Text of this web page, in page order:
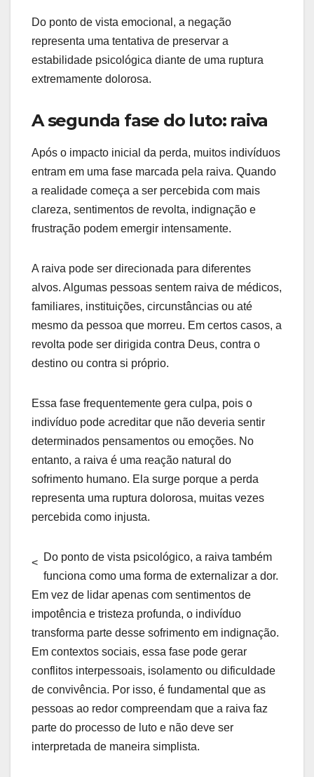
Do ponto de vista emocional, a negação
representa uma tentativa de preservar a
estabilidade psicológica diante de uma ruptura
extremamente dolorosa.
A segunda fase do luto: raiva
Após o impacto inicial da perda, muitos indivíduos
entram em uma fase marcada pela raiva. Quando
a realidade começa a ser percebida com mais
clareza, sentimentos de revolta, indignação e
frustração podem emergir intensamente.
A raiva pode ser direcionada para diferentes
alvos. Algumas pessoas sentem raiva de médicos,
familiares, instituições, circunstâncias ou até
mesmo da pessoa que morreu. Em certos casos, a
revolta pode ser dirigida contra Deus, contra o
destino ou contra si próprio.
Essa fase frequentemente gera culpa, pois o
indivíduo pode acreditar que não deveria sentir
determinados pensamentos ou emoções. No
entanto, a raiva é uma reação natural do
sofrimento humano. Ela surge porque a perda
representa uma ruptura dolorosa, muitas vezes
percebida como injusta.
< Do ponto de vista psicológico, a raiva também
funciona como uma forma de externalizar a dor.
Em vez de lidar apenas com sentimentos de
impotência e tristeza profunda, o indivíduo
transforma parte desse sofrimento em indignação.
Em contextos sociais, essa fase pode gerar
conflitos interpessoais, isolamento ou dificuldade
de convivência. Por isso, é fundamental que as
pessoas ao redor compreendam que a raiva faz
parte do processo de luto e não deve ser
interpretada de maneira simplista.